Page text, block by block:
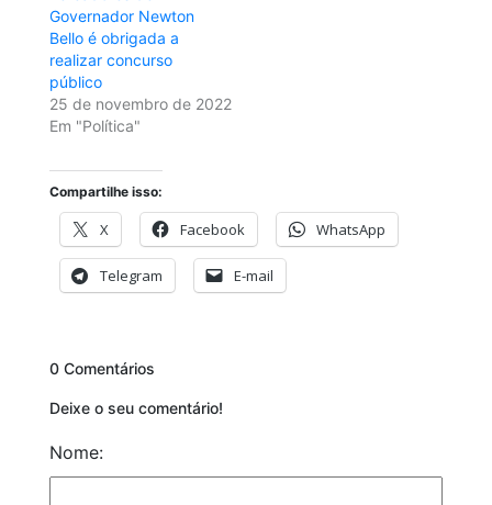
Governador Newton
Bello é obrigada a
realizar concurso
público
25 de novembro de 2022
Em "Política"
Compartilhe isso:
X Facebook WhatsApp
Telegram E-mail
0 Comentários
Deixe o seu comentário!
Nome: